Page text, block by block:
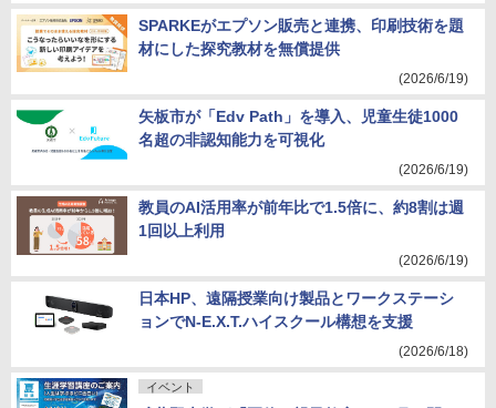
SPARKEがエプソン販売と連携、印刷技術を題
材にした探究教材を無償提供
(2026/6/19)
矢板市が「Edv Path」を導入、児童生徒1000
名超の非認知能力を可視化
(2026/6/19)
教員のAI活用率が前年比で1.5倍に、約8割は週
1回以上利用
(2026/6/19)
日本HP、遠隔授業向け製品とワークステーシ
ョンでN-E.X.T.ハイスクール構想を支援
(2026/6/18)
イベント